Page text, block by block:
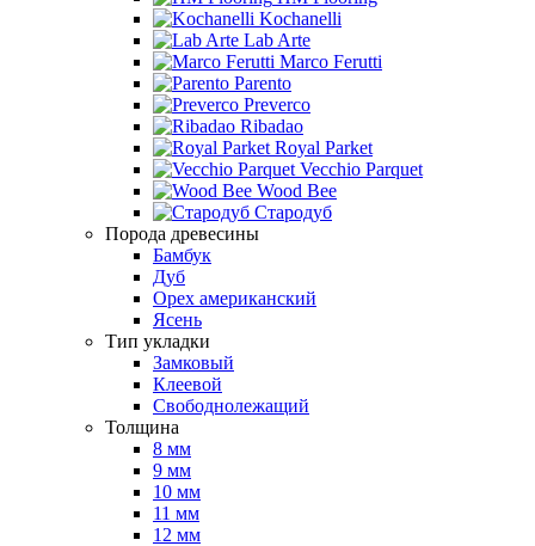
Kochanelli
Lab Arte
Marco Ferutti
Parento
Preverco
Ribadao
Royal Parket
Vecchio Parquet
Wood Bee
Стародуб
Порода древесины
Бамбук
Дуб
Орех американский
Ясень
Тип укладки
Замковый
Клеевой
Свободнолежащий
Толщина
8 мм
9 мм
10 мм
11 мм
12 мм